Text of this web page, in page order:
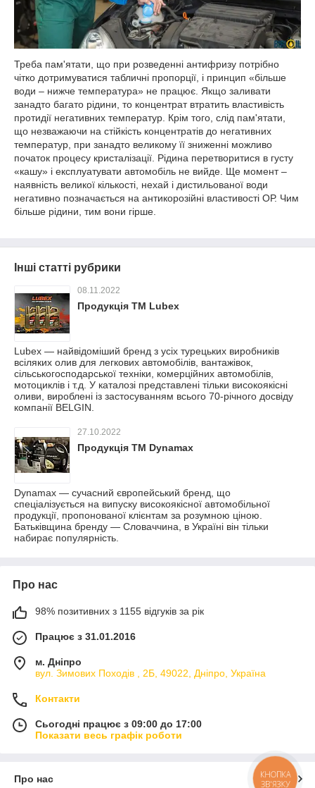
Треба пам'ятати, що при розведенні антифризу потрібно
чітко дотримуватися табличні пропорції, і принцип «більше
води – нижче температура» не працює. Якщо заливати
занадто багато рідини, то концентрат втратить властивість
протидії негативних температур. Крім того, слід пам'ятати,
що незважаючи на стійкість концентратів до негативних
температур, при занадто великому її зниженні можливо
початок процесу кристалізації. Рідина перетворитися в густу
«кашу» і експлуатувати автомобіль не вийде. Ще момент –
наявність великої кількості, нехай і дистильованої води
негативно позначається на антикорозійні властивості ОР. Чим
більше рідини, тим вони гірше.
Інші статті рубрики
08.11.2022
Продукція ТМ Lubex
Lubex — найвідоміший бренд з усіх турецьких виробників
всіляких олив для легкових автомобілів, вантажівок,
сільськогосподарської техніки, комерційних автомобілів,
мотоциклів і т.д. У каталозі представлені тільки високоякісні
оливи, вироблені із застосуванням всього 70-річного досвіду
компанії BELGIN.
27.10.2022
Продукція ТМ Dynamax
Dynamax — сучасний європейський бренд, що
спеціалізується на випуску високоякісної автомобільної
продукції, пропонованої клієнтам за розумною ціною.
Батьківщина бренду — Словаччина, в Україні він тільки
набирає популярність.
Про нас
98% позитивних з 1155 відгуків за рік
Працює з 31.01.2016
м. Дніпро
вул. Зимових Походiв , 2Б, 49022, Дніпро, Україна
Контакти
Сьогодні працює з 09:00 до 17:00
Показати весь графік роботи
Про нас
КНОПКА
ЗВ'ЯЗКУ